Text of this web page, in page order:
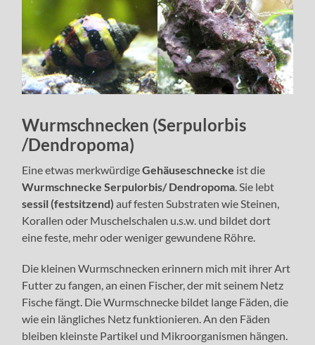
Wurmschnecken (Serpulorbis
/Dendropoma)
Eine etwas merkwürdigeGehäuseschnecke ist die
Wurmschnecke Serpulorbis/ Dendropoma. Sie lebt
sessil (festsitzend) auf festen Substraten wie Steinen,
Korallen oder Muschelschalen u.s.w. und bildet dort
eine feste, mehr oder weniger gewundene Röhre.
Die kleinen Wurmschnecken erinnern mich mit ihrer Art
Futter zu fangen, an einen Fischer, der mit seinem Netz
Fische fängt. Die Wurmschnecke bildet lange Fäden, die
wie ein längliches Netz funktionieren. An den Fäden
bleiben kleinste Partikel und Mikroorganismen hängen.